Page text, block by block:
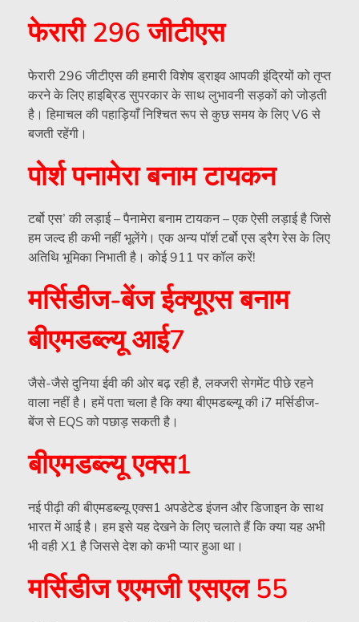
फेरारी 296 जीटीएस
फेरारी 296 जीटीएस की हमारी विशेष ड्राइव आपकी इंद्रियों को तृप्त
करने के लिए हाइब्रिड सुपरकार के साथ लुभावनी सड़कों को जोड़ती
है। हिमाचल की पहाड़ियाँ निश्चित रूप से कुछ समय के लिए V6 से
बजती रहेंगी।
पोर्श पनामेरा बनाम टायकन
टर्बो एस’ की लड़ाई – पैनामेरा बनाम टायकन – एक ऐसी लड़ाई है जिसे
हम जल्द ही कभी नहीं भूलेंगे। एक अन्य पॉर्श टर्बो एस ड्रैग रेस के लिए
अतिथि भूमिका निभाती है। कोई 911 पर कॉल करें!
मर्सिडीज-बेंज ईक्यूएस बनाम
बीएमडब्ल्यू आई7
जैसे-जैसे दुनिया ईवी की ओर बढ़ रही है, लक्जरी सेगमेंट पीछे रहने
वाला नहीं है। हमें पता चला है कि क्या बीएमडब्ल्यू की i7 मर्सिडीज-
बेंज से EQS को पछाड़ सकती है।
बीएमडब्ल्यू एक्स1
नई पीढ़ी की बीएमडब्ल्यू एक्स1 अपडेटेड इंजन और डिजाइन के साथ
भारत में आई है। हम इसे यह देखने के लिए चलाते हैं कि क्या यह अभी
भी वही X1 है जिससे देश को कभी प्यार हुआ था।
मर्सिडीज एएमजी एसएल 55